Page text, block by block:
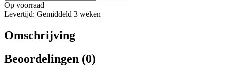
Op voorraad
Levertijd: Gemiddeld 3 weken
Omschrijving
Beoordelingen (0)